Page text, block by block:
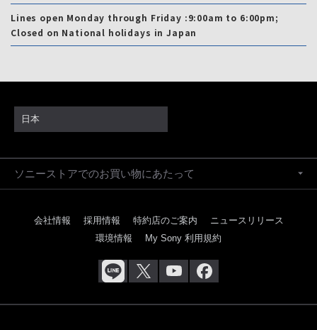
Lines open Monday through Friday :9:00am to 6:00pm;
Closed on National holidays in Japan
日本
ソニーストアでのお買い物にあたって
会社情報 採用情報 特約店のご案内
ニュースリリース
環境情報
My Sony 利用規約